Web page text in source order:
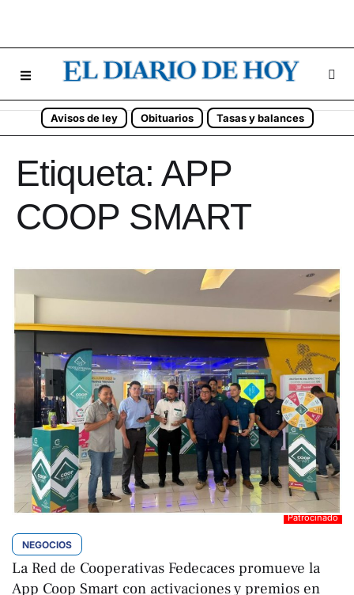
Avisos de ley Obituarios Tasas y balances
Etiqueta: APP
COOP SMART
NEGOCIOS
La Red de Cooperativas Fedecaces promueve la
App Coop Smart con activaciones y premios en